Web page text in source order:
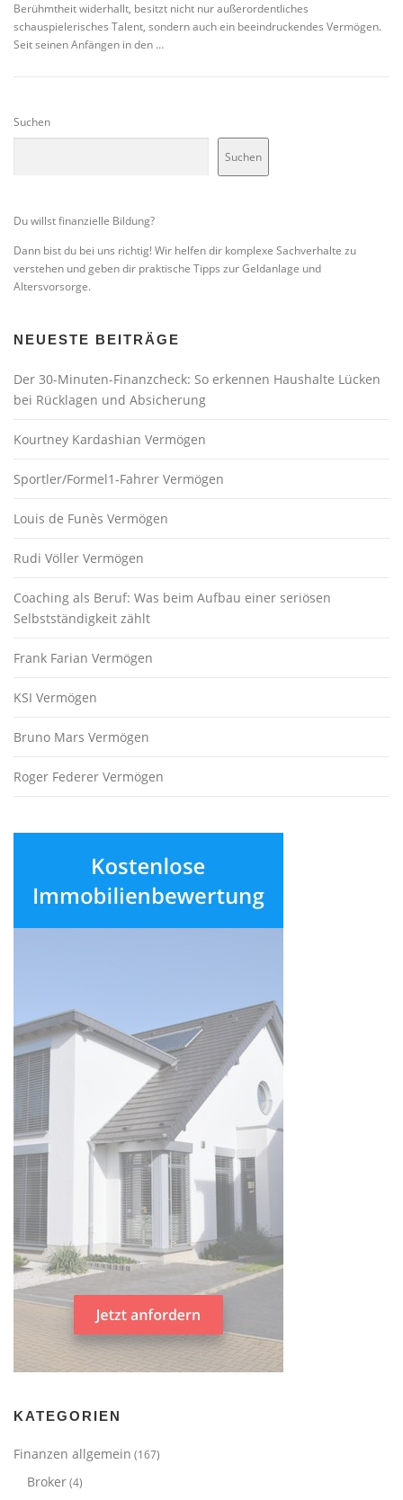
Berühmtheit widerhallt, besitzt nicht nur außerordentliches
schauspielerisches Talent, sondern auch ein beeindruckendes Vermögen.
Seit seinen Anfängen in den …
Suchen
Suchen
Du willst finanzielle Bildung?
Dann bist du bei uns richtig! Wir helfen dir komplexe Sachverhalte zu
verstehen und geben dir praktische Tipps zur Geldanlage und
Altersvorsorge.
NEUESTE BEITRÄGE
Der 30-Minuten-Finanzcheck: So erkennen Haushalte Lücken
bei Rücklagen und Absicherung
Kourtney Kardashian Vermögen
Sportler/Formel1-Fahrer Vermögen
Louis de Funès Vermögen
Rudi Völler Vermögen
Coaching als Beruf: Was beim Aufbau einer seriösen
Selbstständigkeit zählt
Frank Farian Vermögen
KSI Vermögen
Bruno Mars Vermögen
Roger Federer Vermögen
KATEGORIEN
Finanzen allgemein (167)
Broker(4)